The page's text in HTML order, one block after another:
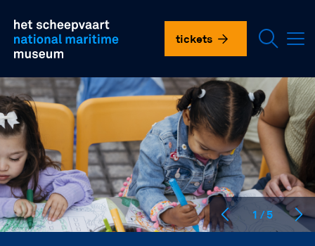
naar
inhoud
gaan
het
scheepvaartmuseum
tickets
plan je bezoek
onderzoek en collectie
over ons
vnhsm
1 / 5